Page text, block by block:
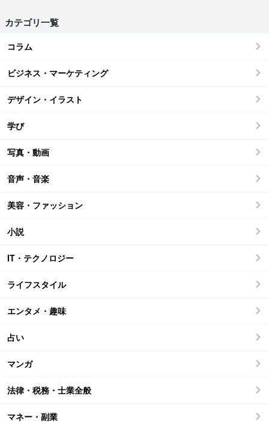
カテゴリ一覧
コラム
ビジネス・マーケティング
デザイン・イラスト
学び
写真・動画
音声・音楽
美容・ファッション
小説
IT・テクノロジー
ライフスタイル
エンタメ・趣味
占い
マンガ
法律・税務・士業全般
マネー・副業